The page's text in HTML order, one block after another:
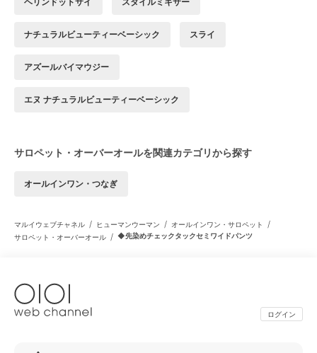
ナチュラルビューティーベーシック スライ
アズールバイマウジー
エヌ ナチュラルビューティーベーシック
サロペット・オーバーオールを関連カテゴリから探す
オールインワン・つなぎ
マルイウェブチャネル / ヒューマンウーマン / オールインワン・サロペット /
サロペット・オーバーオール / ◆先染めチェックタックセミワイドパンツ
ログイン